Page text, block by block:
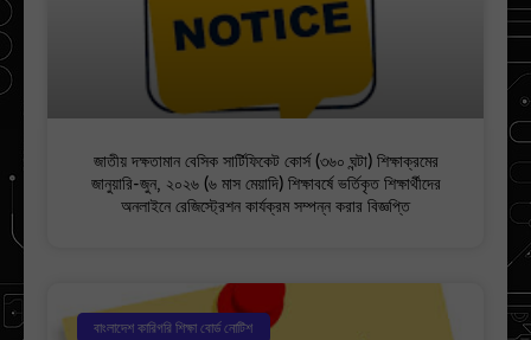
জাতীয় দক্ষতামান বেসিক সার্টিফিকেট কোর্স (৩৬০ ঘন্টা) শিক্ষাক্রমের
জানুয়ারি-জুন, ২০২৬ (৬ মাস মেয়াদি) শিক্ষাবর্ষে ভর্তিকৃত শিক্ষার্থীদের
অনলাইনে রেজিস্ট্রেশন কার্যক্রম সম্পন্ন করার বিজ্ঞপ্তি
বাংলাদেশ কারিগরি শিক্ষা বোর্ড নোটিশ